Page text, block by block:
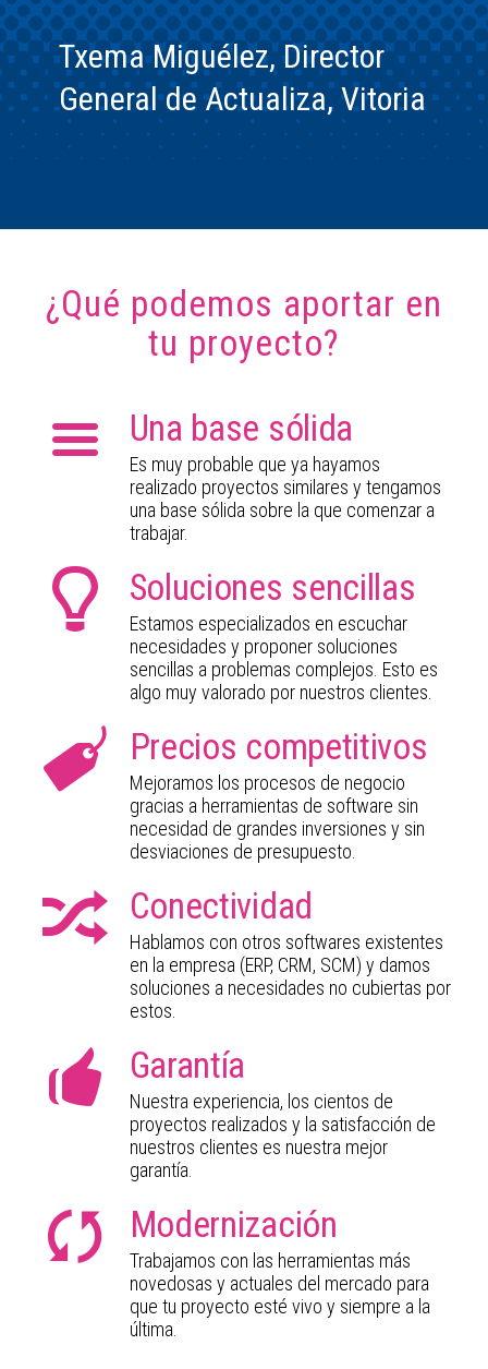
Txema Miguélez, Director
General de Actualiza, Vitoria
¿Qué podemos aportar en
tu proyecto?
Una base sólida
Es muy probable que ya hayamos
realizado proyectos similares y tengamos
una base sólida sobre la que comenzar a
trabajar.
Soluciones sencillas
Estamos especializados en escuchar
necesidades y proponer soluciones
sencillas a problemas complejos. Esto es
algo muy valorado por nuestros clientes.
Precios competitivos
Mejoramos los procesos de negocio
gracias a herramientas de software sin
necesidad de grandes inversiones y sin
desviaciones de presupuesto.
Conectividad
Hablamos con otros softwares existentes
en la empresa (ERP, CRM, SCM) y damos
soluciones a necesidades no cubiertas por
estos.
Garantía
Nuestra experiencia, los cientos de
proyectos realizados y la satisfacción de
nuestros clientes es nuestra mejor
garantía.
Modernización
Trabajamos con las herramientas más
novedosas y actuales del mercado para
que tu proyecto esté vivo y siempre a la
última.